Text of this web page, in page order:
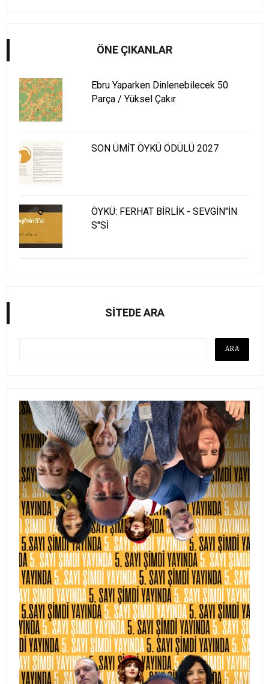
ÖNE ÇIKANLAR
Ebru Yaparken Dinlenebilecek 50
Parça / Yüksel Çakır
SON ÜMİT ÖYKÜ ÖDÜLÜ 2027
ÖYKÜ: FERHAT BİRLİK - SEVGİN"İN
S"Sİ
SİTEDE ARA